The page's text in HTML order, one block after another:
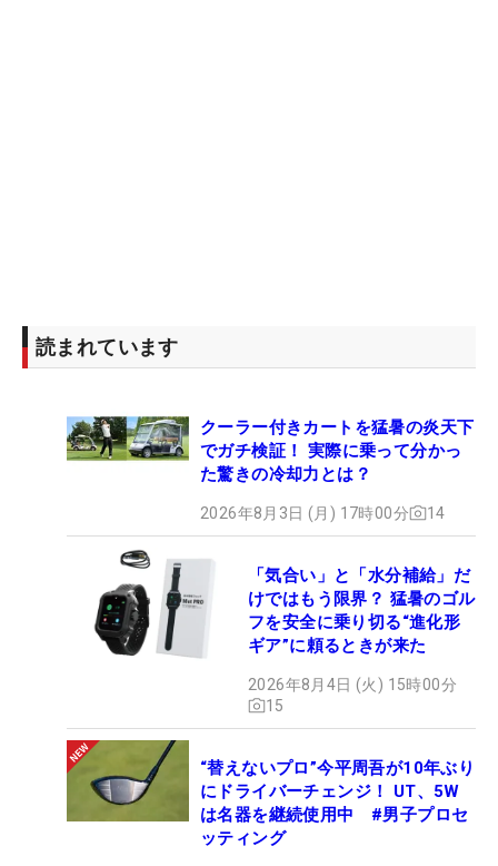
読まれています
クーラー付きカートを猛暑の炎天下
でガチ検証！ 実際に乗って分かっ
た驚きの冷却力とは？
2026年8月3日 (月) 17時00分 14
「気合い」と「水分補給」だ
けではもう限界？ 猛暑のゴル
フを安全に乗り切る“進化形
ギア”に頼るときが来た
2026年8月4日 (火) 15時00分
15
“替えないプロ”今平周吾が10年ぶり
にドライバーチェンジ！ UT、5W
は名器を継続使用中 #男子プロセ
ッティング